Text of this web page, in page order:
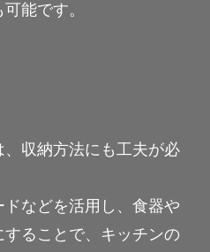
能です。
収納方法にも工夫が必
などを活用し、食器や
ることで、キッチンの